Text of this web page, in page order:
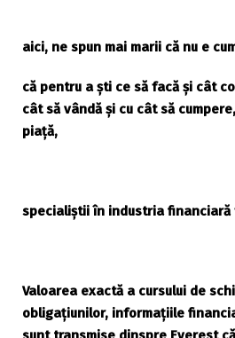
aici, ne spun mai marii că nu e
că pentru a ști ce să facă și cât
cât să vândă și cu cât să
piață,
specialiștii în industria
Valoarea exactă a cursului de
obligațiunilor, informațiile